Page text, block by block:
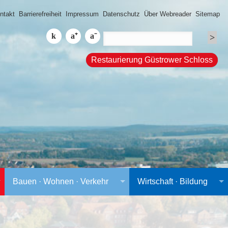
Barrierefreiheit Impressum Datenschutz Über Webreader Sitemap
Restaurierung Güstrower Schloss
Bauen · Wohnen · Verkehr Wirtschaft · Bildung